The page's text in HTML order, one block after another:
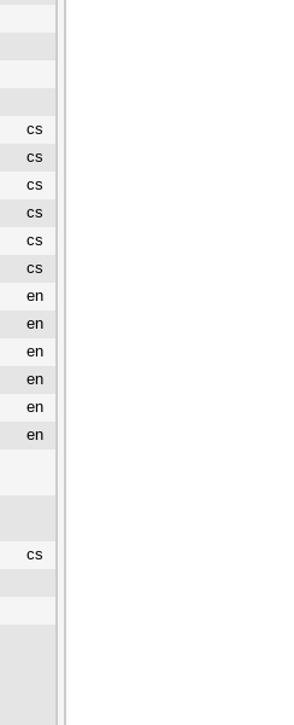
cs
cs
cs
cs
cs
cs
en
en
en
en
en
en
cs